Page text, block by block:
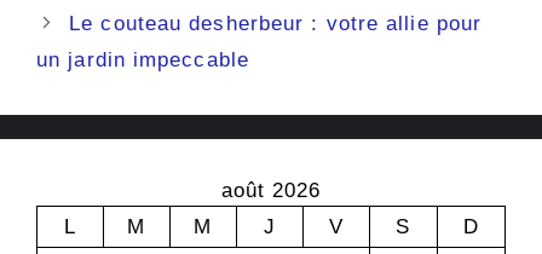
Le couteau desherbeur : votre allie pour
un jardin impeccable
août 2026
L
M M J V S
D